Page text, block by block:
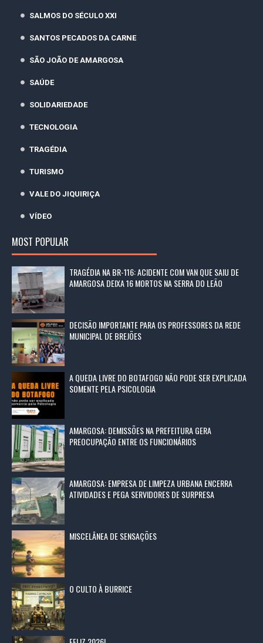
SALMOS DO SÉCULO XXI
SANTOS PECADOS DA CARNE
SÃO JOÃO DE AMARGOSA
SAÚDE
SOLIDARIEDADE
TECNOLOGIA
TRAGÉDIA
TURISMO
VALE DO JIQUIRIÇA
VÍDEO
MOST POPULAR
TRAGÉDIA NA BR-116: ACIDENTE COM VAN QUE SAIU DE
AMARGOSA DEIXA 16 MORTOS NA SERRA DO LEÃO
DECISÃO IMPORTANTE PARA OS PROFESSORES DA REDE
MUNICIPAL DE BREJÕES
A QUEDA LIVRE DO BOTAFOGO NÃO PODE SER EXPLICADA
SOMENTE PELA PSICOLOGIA
AMARGOSA: DEMISSÕES NA PREFEITURA GERA
PREOCUPAÇÃO ENTRE OS FUNCIONÁRIOS
AMARGOSA: EMPRESA DE LIMPEZA URBANA ENCERRA
ATIVIDADES E PEGA SERVIDORES DE SURPRESA
MISCELÂNEA DE SENSAÇÕES
O CULTO À BURRICE